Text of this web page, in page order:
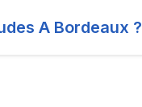
A Bordeaux ?